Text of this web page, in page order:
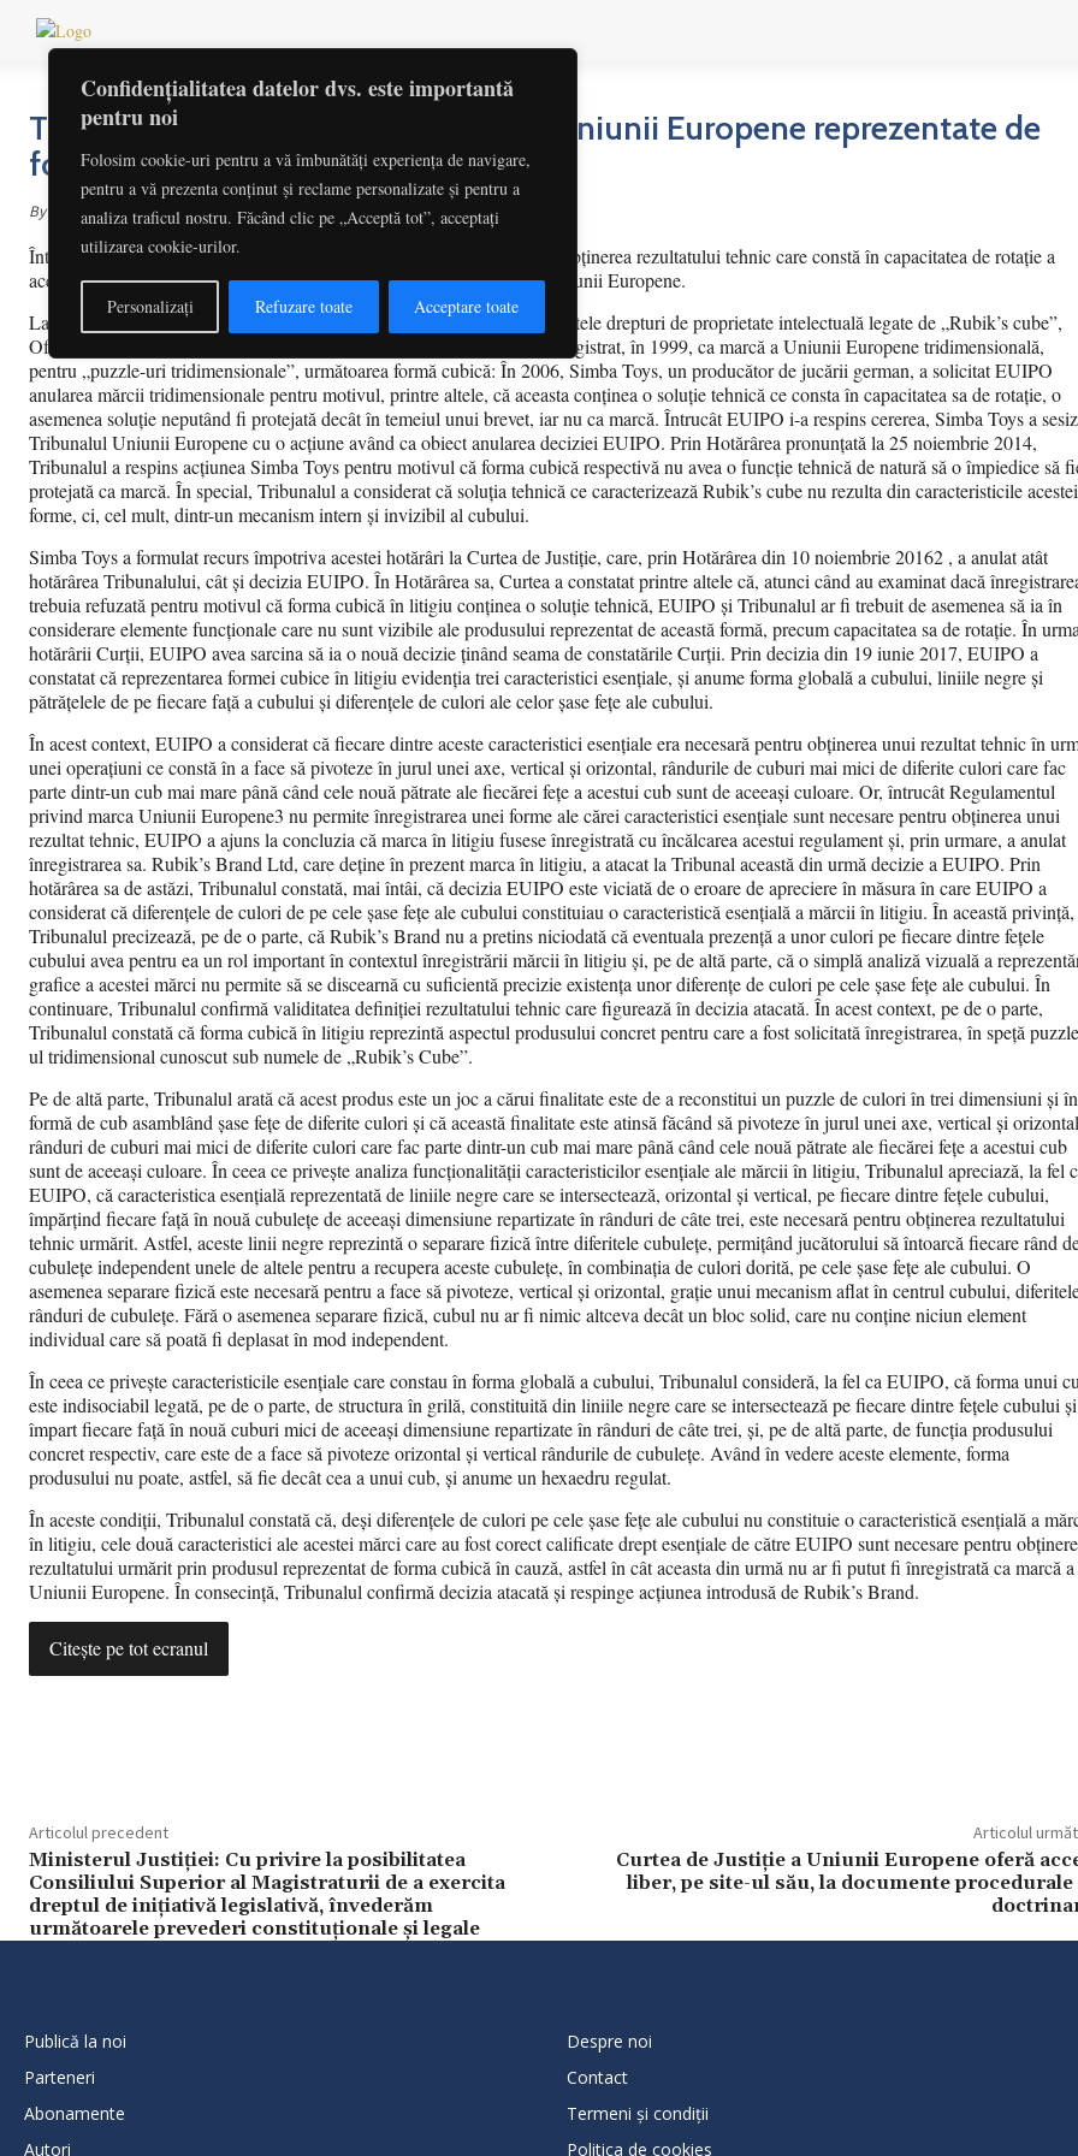
Confidențialitatea datelor dvs. este importantă
pentru noi
Folosim cookie-uri pentru a vă îmbunătăți experiența de navigare,
pentru a vă prezenta conținut și reclame personalizate și pentru a
analiza traficul nostru. Făcând clic pe „Acceptă tot”, acceptați
utilizarea cookie-urilor.
Personalizați Refuzare toate Acceptare toate
Tribunalul confirmă anularea mărcii Uniunii Europene reprezentate de
forma „Rubik’s cube”
By Redactia octombrie 24, 2019
Întrucât caracteristicile esențiale ale acestei forme sunt necesare pentru obținerea rezultatului tehnic care constă în capacitatea de rotație a
acestui produs, această formă nu ar fi putut fi înregistrată ca marcă a Uniunii Europene.
La cererea Seven Towns, o societate britanică ce administrează printre altele drepturi de proprietate intelectuală legate de „Rubik’s cube”,
Oficiul Uniunii Europene pentru Proprietate Intelectuală (EUIPO) a înregistrat, în 1999, ca marcă a Uniunii Europene tridimensională,
pentru „puzzle-uri tridimensionale”, următoarea formă cubică: În 2006, Simba Toys, un producător de jucării german, a solicitat EUIPO
anularea mărcii tridimensionale pentru motivul, printre altele, că aceasta conținea o soluție tehnică ce consta în capacitatea sa de rotație, o
asemenea soluție neputând fi protejată decât în temeiul unui brevet, iar nu ca marcă. Întrucât EUIPO i-a respins cererea, Simba Toys a
Tribunalul Uniunii Europene cu o acțiune având ca obiect anularea deciziei EUIPO. Prin Hotărârea pronunțată la 25 noiembrie 2014,
Tribunalul a respins acțiunea Simba Toys pentru motivul că forma cubică respectivă nu avea o funcție tehnică de natură să o împiedice să
protejată ca marcă. În special, Tribunalul a considerat că soluția tehnică ce caracterizează Rubik’s cube nu rezulta din caracteristicile acestei
forme, ci, cel mult, dintr-un mecanism intern și invizibil al cubului.
Simba Toys a formulat recurs împotriva acestei hotărâri la Curtea de Justiție, care, prin Hotărârea din 10 noiembrie 20162 , a anulat atât
hotărârea Tribunalului, cât și decizia EUIPO. În Hotărârea sa, Curtea a constatat printre altele că, atunci când au examinat dacă
trebuia refuzată pentru motivul că forma cubică în litigiu conținea o soluție tehnică, EUIPO și Tribunalul ar fi trebuit de asemenea să ia în
considerare elemente funcționale care nu sunt vizibile ale produsului reprezentat de această formă, precum capacitatea sa de rotație. În urma
hotărârii Curții, EUIPO avea sarcina să ia o nouă decizie ținând seama de constatările Curții. Prin decizia din 19 iunie 2017, EUIPO a
constatat că reprezentarea formei cubice în litigiu evidenția trei caracteristici esențiale, și anume forma globală a cubului, liniile negre și
pătrățelele de pe fiecare față a cubului și diferențele de culori ale celor șase fețe ale cubului.
În acest context, EUIPO a considerat că fiecare dintre aceste caracteristici esențiale era necesară pentru obținerea unui rezultat tehnic în
unei operațiuni ce constă în a face să pivoteze în jurul unei axe, vertical și orizontal, rândurile de cuburi mai mici de diferite culori care fac
parte dintr-un cub mai mare până când cele nouă pătrate ale fiecărei fețe a acestui cub sunt de aceeași culoare. Or, întrucât Regulamentul
privind marca Uniunii Europene3 nu permite înregistrarea unei forme ale cărei caracteristici esențiale sunt necesare pentru obținerea unui
rezultat tehnic, EUIPO a ajuns la concluzia că marca în litigiu fusese înregistrată cu încălcarea acestui regulament și, prin urmare, a anulat
înregistrarea sa. Rubik’s Brand Ltd, care deține în prezent marca în litigiu, a atacat la Tribunal această din urmă decizie a EUIPO. Prin
hotărârea sa de astăzi, Tribunalul constată, mai întâi, că decizia EUIPO este viciată de o eroare de apreciere în măsura în care EUIPO a
considerat că diferențele de culori de pe cele șase fețe ale cubului constituiau o caracteristică esențială a mărcii în litigiu. În această privință,
Tribunalul precizează, pe de o parte, că Rubik’s Brand nu a pretins niciodată că eventuala prezență a unor culori pe fiecare dintre fețele
cubului avea pentru ea un rol important în contextul înregistrării mărcii în litigiu și, pe de altă parte, că o simplă analiză vizuală a
grafice a acestei mărci nu permite să se discearnă cu suficientă precizie existența unor diferențe de culori pe cele șase fețe ale cubului. În
continuare, Tribunalul confirmă validitatea definiției rezultatului tehnic care figurează în decizia atacată. În acest context, pe de o parte,
Tribunalul constată că forma cubică în litigiu reprezintă aspectul produsului concret pentru care a fost solicitată înregistrarea, în speță
ul tridimensional cunoscut sub numele de „Rubik’s Cube”.
Pe de altă parte, Tribunalul arată că acest produs este un joc a cărui finalitate este de a reconstitui un puzzle de culori în trei dimensiuni și în
formă de cub asamblând șase fețe de diferite culori și că această finalitate este atinsă făcând să pivoteze în jurul unei axe, vertical și
rânduri de cuburi mai mici de diferite culori care fac parte dintr-un cub mai mare până când cele nouă pătrate ale fiecărei fețe a acestui cub
sunt de aceeași culoare. În ceea ce privește analiza funcționalității caracteristicilor esențiale ale mărcii în litigiu, Tribunalul apreciază, la fel
EUIPO, că caracteristica esențială reprezentată de liniile negre care se intersectează, orizontal și vertical, pe fiecare dintre fețele cubului,
împărțind fiecare față în nouă cubulețe de aceeași dimensiune repartizate în rânduri de câte trei, este necesară pentru obținerea rezultatului
tehnic urmărit. Astfel, aceste linii negre reprezintă o separare fizică între diferitele cubulețe, permițând jucătorului să întoarcă fiecare rând
cubulețe independent unele de altele pentru a recupera aceste cubulețe, în combinația de culori dorită, pe cele șase fețe ale cubului. O
asemenea separare fizică este necesară pentru a face să pivoteze, vertical și orizontal, grație unui mecanism aflat în centrul cubului,
rânduri de cubulețe. Fără o asemenea separare fizică, cubul nu ar fi nimic altceva decât un bloc solid, care nu conține niciun element
individual care să poată fi deplasat în mod independent.
În ceea ce privește caracteristicile esențiale care constau în forma globală a cubului, Tribunalul consideră, la fel ca EUIPO, că forma unui
este indisociabil legată, pe de o parte, de structura în grilă, constituită din liniile negre care se intersectează pe fiecare dintre fețele cubului și
împart fiecare față în nouă cuburi mici de aceeași dimensiune repartizate în rânduri de câte trei, și, pe de altă parte, de funcția produsului
concret respectiv, care este de a face să pivoteze orizontal și vertical rândurile de cubulețe. Având în vedere aceste elemente, forma
produsului nu poate, astfel, să fie decât cea a unui cub, și anume un hexaedru regulat.
În aceste condiții, Tribunalul constată că, deși diferențele de culori pe cele șase fețe ale cubului nu constituie o caracteristică esențială a
în litigiu, cele două caracteristici ale acestei mărci care au fost corect calificate drept esențiale de către EUIPO sunt necesare pentru
rezultatului urmărit prin produsul reprezentat de forma cubică în cauză, astfel în cât aceasta din urmă nu ar fi putut fi înregistrată ca marcă a
Uniunii Europene. În consecință, Tribunalul confirmă decizia atacată și respinge acțiunea introdusă de Rubik’s Brand.
Citește pe tot ecranul
Articolul precedent
Ministerul Justiției: Cu privire la posibilitatea
Consiliului Superior al Magistraturii de a exercita
dreptul de inițiativă legislativă, învederăm
următoarele prevederi constituționale și legale
Articolul
Curtea de Justiție a Uniunii Europene oferă
liber, pe site-ul său, la documente procedurale
Publică la noi
Parteneri
Abonamente
Autori
Despre noi
Contact
Termeni și condiții
Politica de cookies